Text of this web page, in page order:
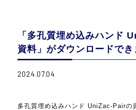
「多孔質埋め込みハンド
資料」がダウンロードでき
2024.07.04
多孔質埋め込みハンド UniZac-Pairの